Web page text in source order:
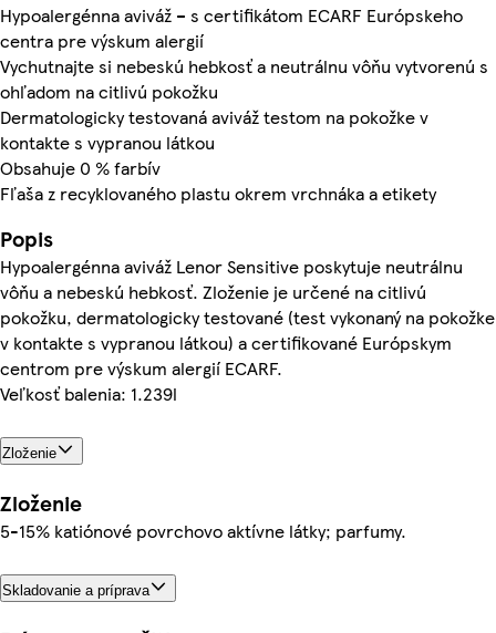
Hypoalergénna aviváž –⁠ s certifikátom ECARF Európskeho
centra pre výskum alergií
Vychutnajte si nebeskú hebkosť a neutrálnu vôňu vytvorenú s
ohľadom na citlivú pokožku
Dermatologicky testovaná aviváž testom na pokožke v
kontakte s vypranou látkou
Obsahuje 0 % farbív
Fľaša z recyklovaného plastu okrem vrchnáka a etikety
Popis
Hypoalergénna aviváž Lenor Sensitive poskytuje neutrálnu
vôňu a nebeskú hebkosť. Zloženie je určené na citlivú
pokožku, dermatologicky testované (test vykonaný na pokožke
v kontakte s vypranou látkou) a certifikované Európskym
centrom pre výskum alergií ECARF.
Veľkosť balenia: 1.239l
Zloženie
Zloženie
5-15% katiónové povrchovo aktívne látky; parfumy.
Skladovanie a príprava